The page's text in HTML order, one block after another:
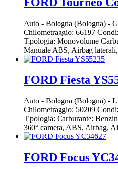
Auto - Bologna (Bologna) -
Chilometraggio: 66197
Tipologia: Monovolume
Manuale ABS, Airbag
FORD Fiesta
Auto - Bologna (Bologna) -
Chilometraggio: 50209
Tipologia: Carburante:
360° camera, ABS, Airbag,
FORD Focus